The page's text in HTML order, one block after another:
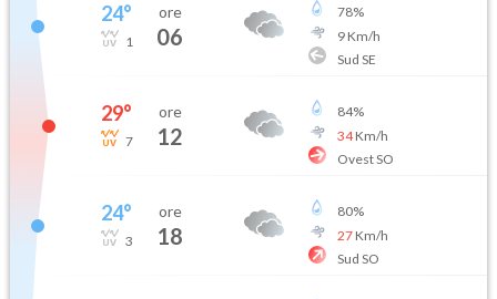
24°
1
ore
06
78%
9Km/h
Sud SE
29°
7
ore
12
84%
34Km/h
Ovest SO
24°
3
ore
18
80%
27Km/h
Sud SO